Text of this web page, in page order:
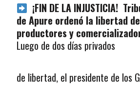
¡FIN DE LA INJUSTICIA!
de Apure ordenó la libertad
productores y
Luego de dos días privados
de libertad, el presidente de los